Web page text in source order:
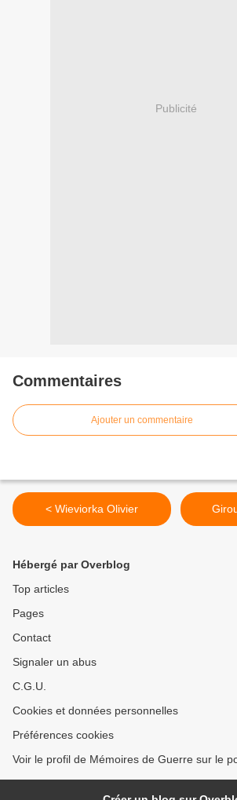
Publicité
Commentaires
Ajouter un commentaire
< Wieviorka Olivier
Hébergé par Overblog
Top articles
Pages
Contact
Signaler un abus
C.G.U.
Cookies et données personnelles
Préférences cookies
Voir le profil de Mémoires de Guerre sur le